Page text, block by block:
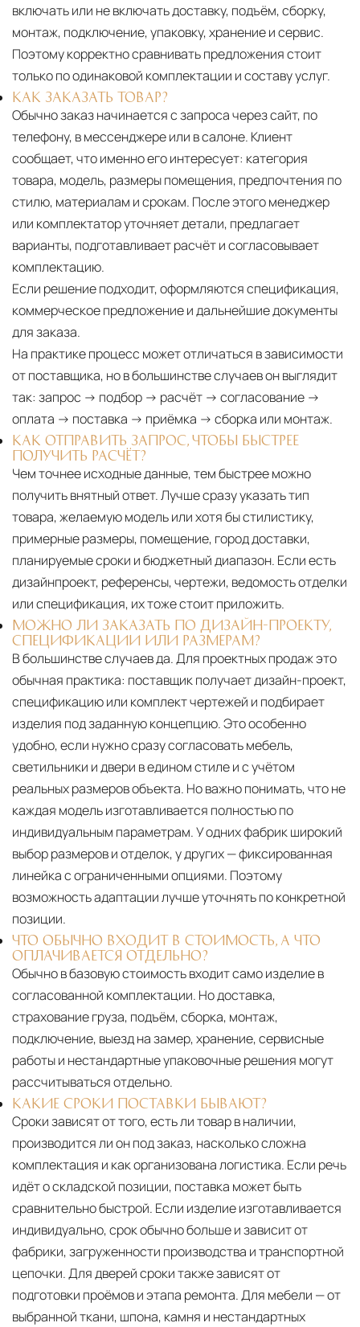
включать или не включать доставку, подъём, сборку,
монтаж, подключение, упаковку, хранение и сервис.
Поэтому корректно сравнивать предложения стоит
только по одинаковой комплектации и составу услуг.
КАК ЗАКАЗАТЬ ТОВАР?
Обычно заказ начинается с запроса через сайт, по
телефону, в мессенджере или в салоне. Клиент
сообщает, что именно его интересует: категория
товара, модель, размеры помещения, предпочтения по
стилю, материалам и срокам. После этого менеджер
или комплектатор уточняет детали, предлагает
варианты, подготавливает расчёт и согласовывает
комплектацию.
Если решение подходит, оформляются спецификация,
коммерческое предложение и дальнейшие документы
для заказа.
На практике процесс может отличаться в зависимости
от поставщика, но в большинстве случаев он выглядит
так: запрос → подбор → расчёт → согласование →
оплата → поставка → приёмка → сборка или монтаж.
КАК ОТПРАВИТЬ ЗАПРОС, ЧТОБЫ БЫСТРЕЕ
ПОЛУЧИТЬ РАСЧЁТ?
Чем точнее исходные данные, тем быстрее можно
получить внятный ответ. Лучше сразу указать тип
товара, желаемую модель или хотя бы стилистику,
примерные размеры, помещение, город доставки,
планируемые сроки и бюджетный диапазон. Если есть
дизайнпроект, референсы, чертежи, ведомость отделки
или спецификация, их тоже стоит приложить.
МОЖНО ЛИ ЗАКАЗАТЬ ПО ДИЗАЙН-ПРОЕКТУ,
СПЕЦИФИКАЦИИ ИЛИ РАЗМЕРАМ?
В большинстве случаев да. Для проектных продаж это
обычная практика: поставщик получает дизайн-проект,
спецификацию или комплект чертежей и подбирает
изделия под заданную концепцию. Это особенно
удобно, если нужно сразу согласовать мебель,
светильники и двери в едином стиле и с учётом
реальных размеров объекта. Но важно понимать, что не
каждая модель изготавливается полностью по
индивидуальным параметрам. У одних фабрик широкий
выбор размеров и отделок, у других — фиксированная
линейка с ограниченными опциями. Поэтому
возможность адаптации лучше уточнять по конкретной
позиции.
ЧТО ОБЫЧНО ВХОДИТ В СТОИМОСТЬ, А ЧТО
ОПЛАЧИВАЕТСЯ ОТДЕЛЬНО?
Обычно в базовую стоимость входит само изделие в
согласованной комплектации. Но доставка,
страхование груза, подъём, сборка, монтаж,
подключение, выезд на замер, хранение, сервисные
работы и нестандартные упаковочные решения могут
рассчитываться отдельно.
КАКИЕ СРОКИ ПОСТАВКИ БЫВАЮТ?
Сроки зависят от того, есть ли товар в наличии,
производится ли он под заказ, насколько сложна
комплектация и как организована логистика. Если речь
идёт о складской позиции, поставка может быть
сравнительно быстрой. Если изделие изготавливается
индивидуально, срок обычно больше и зависит от
фабрики, загруженности производства и транспортной
цепочки. Для дверей сроки также зависят от
подготовки проёмов и этапа ремонта. Для мебели — от
выбранной ткани, шпона, камня и нестандартных